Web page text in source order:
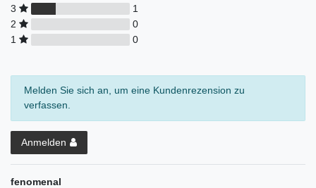
3
1
2
0
1
0
Melden Sie sich an, um eine Kundenrezension zu
verfassen.
Anmelden
fenomenal